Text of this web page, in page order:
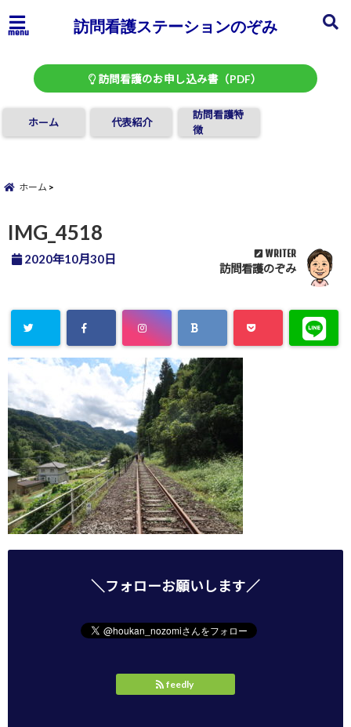
menu 訪問看護ステーションのぞみ
訪問看護のお申し込み書（PDF）
ホーム 代表紹介
訪問看護特
徴
ホーム
IMG_4518
2020年10月30日 WRITER
訪問看護のぞみ
＼フォローお願いします／
feedly